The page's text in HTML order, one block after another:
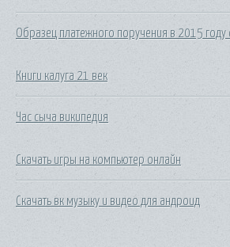
Образец платежного поручения в 2015 году
Книги калуга 21 век
Час сыча википедия
Скачать игры на компьютер онлайн
Скачать вк музыку и видео для андроид